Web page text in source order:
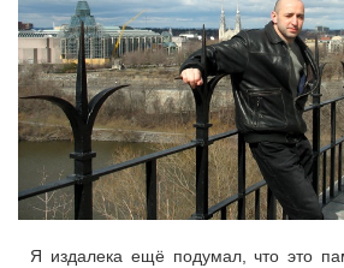
Я издалека ещё подумал, что это